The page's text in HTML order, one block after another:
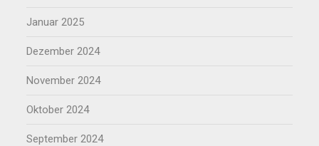
Januar 2025
Dezember 2024
November 2024
Oktober 2024
September 2024